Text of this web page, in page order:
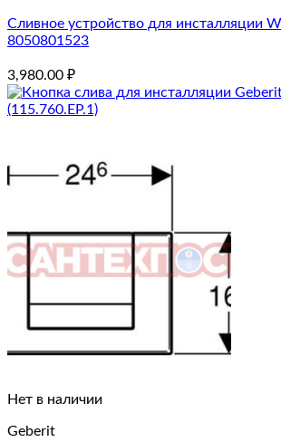
Сливное устройство для инсталляции
8050801523
3,980.00 ₽
Нет в наличии
Geberit